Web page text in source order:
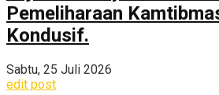
Pemeliharaan
Kondusif.
Sabtu, 25 Juli 2026
edit post